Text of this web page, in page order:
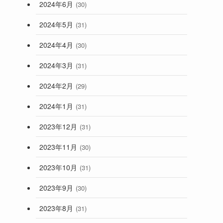
2024年6月 (30)
2024年5月 (31)
2024年4月 (30)
2024年3月 (31)
2024年2月 (29)
2024年1月 (31)
2023年12月 (31)
2023年11月 (30)
2023年10月 (31)
2023年9月 (30)
2023年8月 (31)